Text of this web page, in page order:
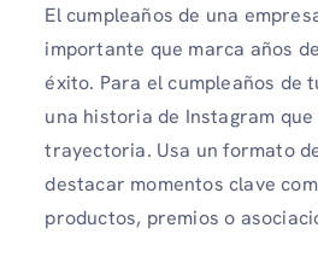
El cumpleaños de una
importante que marca años
éxito. Para el cumpleaños de
una historia de Instagram
trayectoria. Usa un formato
destacar momentos clave
productos, premios o